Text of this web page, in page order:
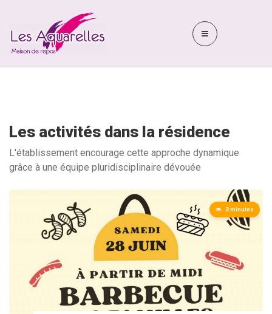
Les activités dans la résidence
L'établissement encourage cette approche dynamique
grâce à une équipe pluridisciplinaire dévouée
2 minutes